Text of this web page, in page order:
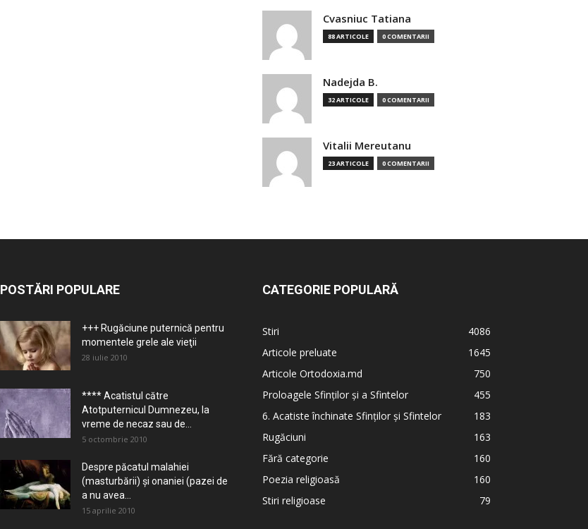
Cvasniuc Tatiana
88 ARTICOLE 0 COMENTARII
Nadejda B.
32 ARTICOLE 0 COMENTARII
Vitalii Mereutanu
23 ARTICOLE 0 COMENTARII
POSTĂRI POPULARE
+++ Rugăciune puternică pentru
momentele grele ale vieţii
28 iulie 2010
**** Acatistul către
Atotputernicul Dumnezeu, la
vreme de necaz sau de...
5 octombrie 2010
Despre păcatul malahiei
(masturbării) şi onaniei (pazei de
a nu avea...
15 aprilie 2010
CATEGORIE POPULARĂ
Stiri
4086
Articole preluate
1645
Articole Ortodoxia.md
750
Proloagele Sfinților și a Sfintelor
455
6. Acatiste închinate Sfinților și Sfintelor
183
Rugăciuni
163
Fără categorie
160
Poezia religioasă
160
Stiri religioase
79